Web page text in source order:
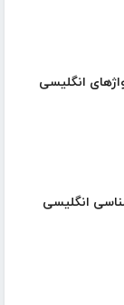
انگلیسی
انگلیسی